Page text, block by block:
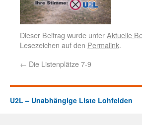
Dieser Beitrag wurde unterAktuelle
Lesezeichen auf den Permalink.
← Die Listenplätze 7-9
U2L – Unabhängige Liste Lohfelden